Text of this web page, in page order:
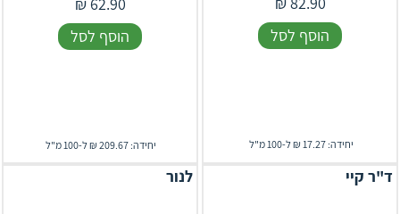
הוסף לסל
יחידה: 17.27 ₪ ל-100 מ"ל
הוסף לסל
יחידה: 209.67 ₪ ל-100 מ"ל
ד"ר קיי לנור